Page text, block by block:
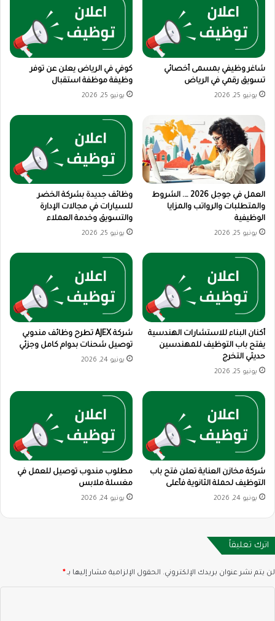
شاغر وظيفي بمسمى أخصائي
تسويق رقمي في الرياض
يونيو 25, 2026
كوفي في الرياض يعلن عن توفر
وظيفة موظفة استقبال
يونيو 25, 2026
العمل في جوجل 2026 …. الشروط
والمتطلبات والرواتب والمزايا
الوظيفية
يونيو 25, 2026
وظائف جديدة بشركة الخضر
للسيارات في مجالات الإدارة
والتسويق وخدمة العملاء
يونيو 25, 2026
أكنان البناء للاستشارات الهندسية
يفتح باب التوظيف للمهندسين
حديثي التخرج
يونيو 25, 2026
شركة AJEX تطرح وظائف مندوبي
توصيل شحنات بدوام كامل وجزئي
يونيو 24, 2026
شركة مخازن العناية تعلن فتح باب
التوظيف لحملة الثانوية فأعلى
يونيو 24, 2026
مطلوب مندوب توصيل للعمل في
مغسلة ملابس
يونيو 24, 2026
اترك تعليقاً
لن يتم نشر عنوان بريدك الإلكتروني. الحقول الإلزامية مشار إليها بـ *